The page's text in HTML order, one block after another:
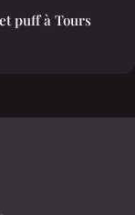
puff à Tours